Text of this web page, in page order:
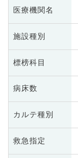
医療機関名
施設種別
標榜科目
病床数
カルテ種別
救急指定